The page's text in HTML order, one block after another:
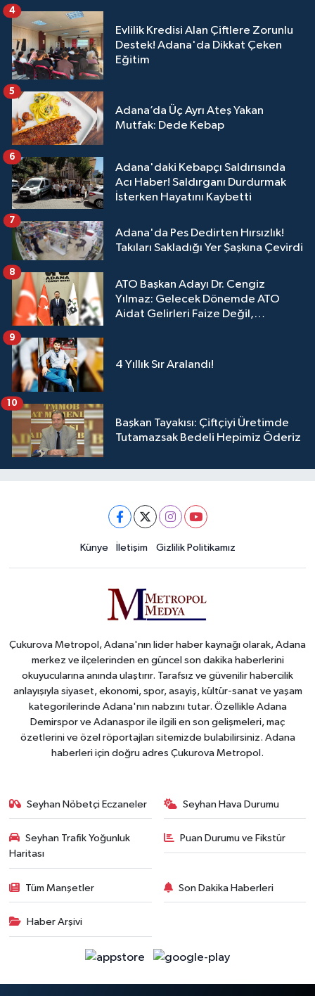
Evlilik Kredisi Alan Çiftlere Zorunlu
Destek! Adana'da Dikkat Çeken
Eğitim
4
Adana’da Üç Ayrı Ateş Yakan
Mutfak: Dede Kebap
5
Adana'daki Kebapçı Saldırısında
Acı Haber! Saldırganı Durdurmak
İsterken Hayatını Kaybetti
6
Adana'da Pes Dedirten Hırsızlık!
Takıları Sakladığı Yer Şaşkına Çevirdi
7
ATO Başkan Adayı Dr. Cengiz
Yılmaz: Gelecek Dönemde ATO
Aidat Gelirleri Faize Değil,
8
4 Yıllık Sır Aralandı!
9
Başkan Tayakısı: Çiftçiyi Üretimde
Tutamazsak Bedeli Hepimiz Öderiz
10
Künye İletişim Gizlilik Politikamız
Çukurova Metropol, Adana'nın lider haber kaynağı olarak, Adana
merkez ve ilçelerinden en güncel son dakika haberlerini
okuyucularına anında ulaştırır. Tarafsız ve güvenilir habercilik
anlayışıyla siyaset, ekonomi, spor, asayiş, kültür-sanat ve yaşam
kategorilerinde Adana'nın nabzını tutar. Özellikle Adana
Demirspor ve Adanaspor ile ilgili en son gelişmeleri, maç
özetlerini ve özel röportajları sitemizde bulabilirsiniz. Adana
haberleri için doğru adres Çukurova Metropol.
Seyhan Nöbetçi Eczaneler Seyhan Hava Durumu
Seyhan Trafik Yoğunluk
Haritası
Puan Durumu ve Fikstür
Tüm Manşetler Son Dakika Haberleri
Haber Arşivi